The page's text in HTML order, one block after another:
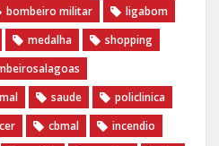
bombeiro militar
ligabom
medalha
shopping
saude
policlinica
cbmal
incendio